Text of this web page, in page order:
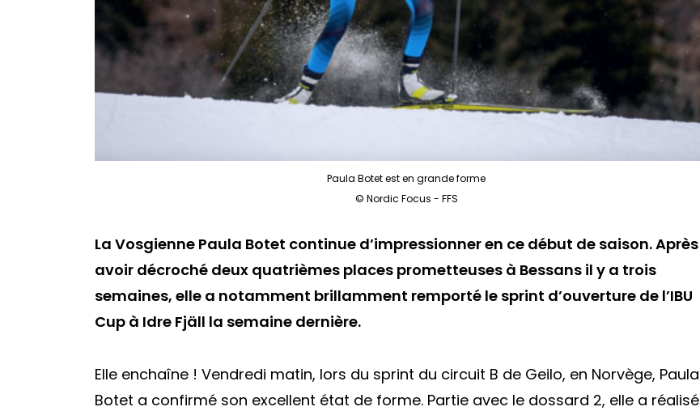
Paula Botet est en grande forme
© Nordic Focus - FFS
La Vosgienne Paula Botet continue d’impressionner en ce début de saison. Après
avoir décroché deux quatrièmes places prometteuses à Bessans il y a trois
semaines, elle a notamment brillamment remporté le sprint d’ouverture de l’IBU
Cup à Idre Fjäll la semaine dernière.
Elle enchaîne ! Vendredi matin, lors du sprint du circuit B de Geilo, en Norvège, Paula
Botet a confirmé son excellent état de forme. Partie avec le dossard 2, elle a réalisé